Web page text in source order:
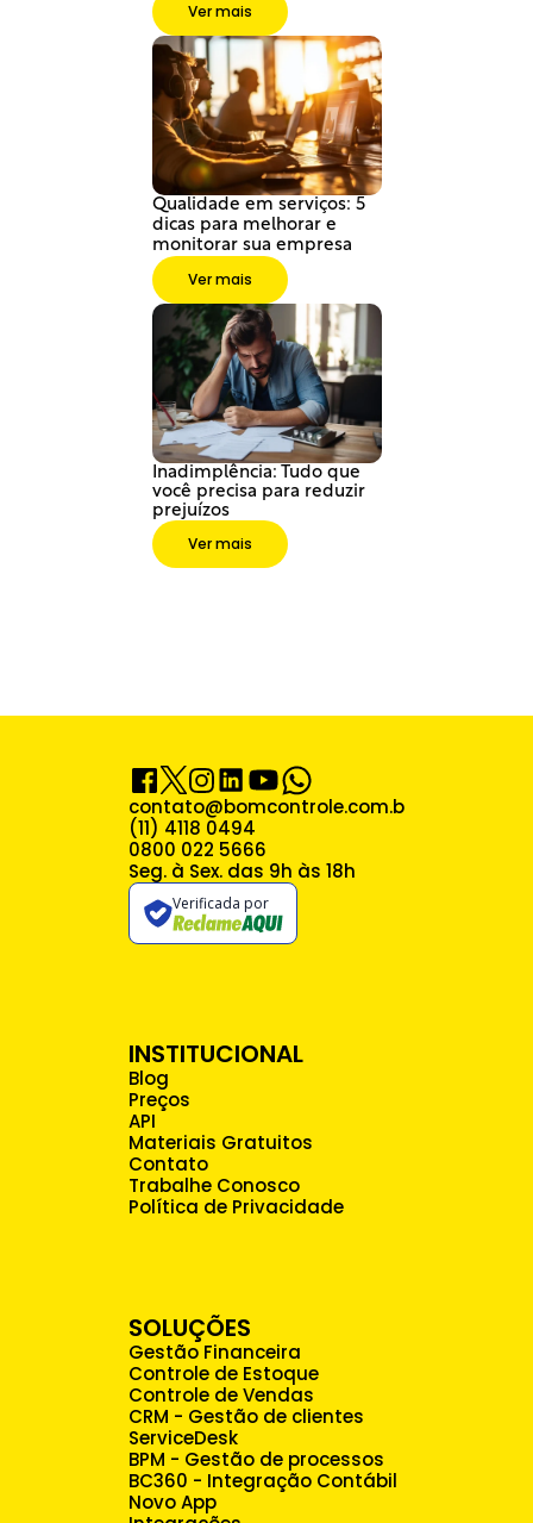
Ver mais
Qualidade em serviços: 5
dicas para melhorar e
monitorar sua empresa
Ver mais
Inadimplência: Tudo que
você precisa para reduzir
prejuízos
Ver mais
contato@bomcontrole.com.br
(11) 4118 0494
0800 022 5666
Seg. à Sex. das 9h às 18h
INSTITUCIONAL
Blog
Preços
API
Materiais Gratuitos
Contato
Trabalhe Conosco
Política de Privacidade
SOLUÇÕES
Gestão Financeira
Controle de Estoque
Controle de Vendas
CRM - Gestão de clientes
ServiceDesk
BPM - Gestão de processos
BC360 - Integração Contábil
Novo App